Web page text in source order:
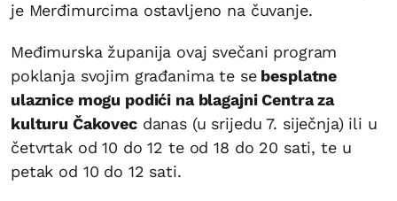
je Merđimurcima ostavljeno na čuvanje.
Međimurska županija ovaj svečani program
poklanja svojim građanima te sebesplatne
ulaznice mogu podići na blagajni Centra za
kulturu Čakovecdanas (u srijedu 7. siječnja) ili u
četvrtak od 10 do 12 te od 18 do 20 sati, te u
petak od 10 do 12 sati.